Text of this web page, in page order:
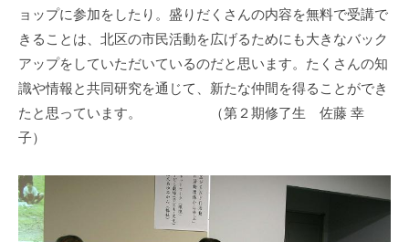
ョップに参加をしたり。盛りだくさんの内容を無料で受講で
きることは、北区の市民活動を広げるためにも大きなバック
アップをしていただいているのだと思います。たくさんの知
識や情報と共同研究を通じて、新たな仲間を得ることができ
たと思っています。 （第２期修了生 佐藤 幸
子）